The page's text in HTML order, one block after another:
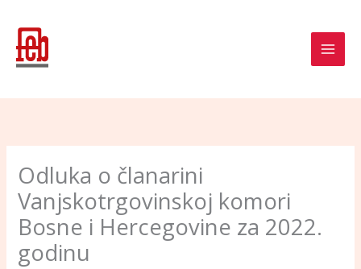
content
Odluka o članarini
Vanjskotrgovinskoj komori
Bosne i Hercegovine za 2022.
godinu